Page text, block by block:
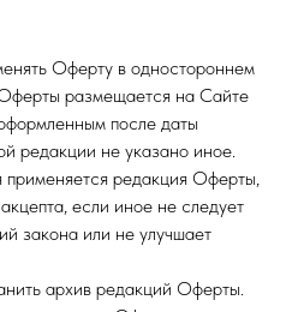
Оферту в одностороннем
размещается на Сайте
после даты
редакции не указано иное.
редакция Оферты,
если иное не следует
закона или не улучшает
архив редакций Оферты.